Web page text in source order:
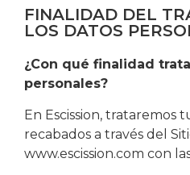
FINALIDAD DEL
LOS DATOS
¿Con qué finalidad
personales?
En Escission, trataremos
recabados a través del
www.escission.com con